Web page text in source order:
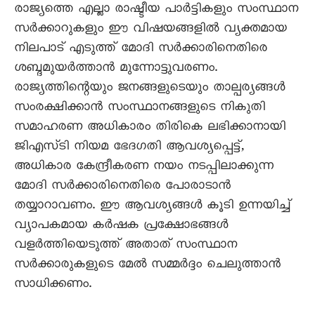
രാജ്യത്തെ എല്ലാ രാഷ്ടീയ പാർട്ടികളും സംസ്ഥാന
സർക്കാറുകളും ഈ വിഷയങ്ങളിൽ വ്യക്തമായ
നിലപാട് എടുത്ത് മോദി സർക്കാരിനെതിരെ
ശബ്ദമുയർത്താൻ മുന്നോട്ടുവരണം.
രാജ്യത്തിന്റെയും ജനങ്ങളുടെയും താല്പര്യങ്ങൾ
സംരക്ഷിക്കാൻ സംസ്ഥാനങ്ങളുടെ നികുതി
സമാഹരണ അധികാരം തിരികെ ലഭിക്കാനായി
ജിഎസ്ടി നിയമ ഭേദഗതി ആവശ്യപ്പെട്ട്,
അധികാര കേന്ദ്രീകരണ നയം നടപ്പിലാക്കുന്ന
മോദി സർക്കാരിനെതിരെ പോരാടാൻ
തയ്യാറാവണം. ഈ ആവശ്യങ്ങൾ കൂടി ഉന്നയിച്ച്
വ്യാപകമായ കർഷക പ്രക്ഷോഭങ്ങൾ
വളർത്തിയെടുത്ത് അതാത് സംസ്ഥാന
സർക്കാരുകളുടെ മേൽ സമ്മർദ്ദം ചെലുത്താൻ
സാധിക്കണം.